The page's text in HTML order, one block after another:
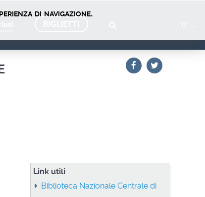
Link utili
Biblioteca Nazionale Centrale di
di navigazione.